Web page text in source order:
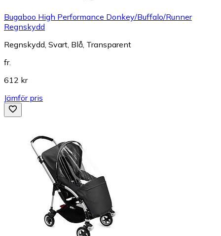
Bugaboo High Performance Donkey/Buffalo/Runner
Regnskydd
Regnskydd, Svart, Blå, Transparent
fr.
612 kr
Jämför pris